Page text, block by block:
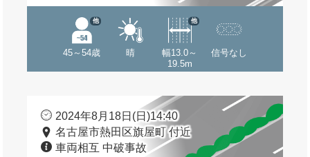
45～54歳
他
晴
幅13.0～
19.5m
他
信号なし
2024年8月18日(日)14:40
名古屋市熱田区旗屋町 付近
車両相互 中破事故